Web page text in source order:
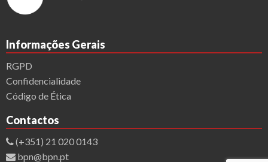
Informações Gerais
RGPD
Confidencialidade
Código de Ética
Contactos
(+351) 21 020 0143
bpn@bpn.pt